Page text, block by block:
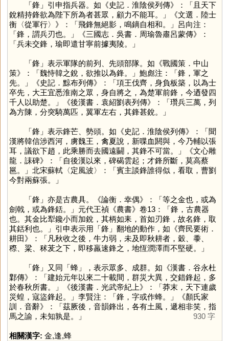
「鋒 」引申指兵器。如《史記．淮陰侯列傳》：「且天下
銳精持鋒欲為陛下所為者甚眾，顧力不能耳。」《文選．陸士
衡〈從軍行〉》：「飛鋒無絕影，鳴鏑自相和。」呂向注：
「鋒，謂兵刃也。」《三國志．吳書．周瑜魯肅呂蒙傳》：
「兵未交鋒，瑜即遣甘寧前據夷陵。」
「鋒 」表示軍隊的前列、先頭部隊。如《戰國策．中山
策》：「魏恃韓之銳，欲推以為鋒。」鮑彪注：「鋒，軍之
先。」《史記．黥布列傳》：「項王伐齊，身負板築，以為士
卒先，大王宜悉淮南之眾，身自將之，為楚軍前鋒，今迺發四
千人以助楚。」《後漢書．袁紹劉表列傳》：「瓚兵三萬，列
為方陳，分突騎萬匹，翼軍左右，其鋒甚銳。」
「鋒 」表示鋒芒、勢頭。如《史記．淮陰侯列傳》：「聞
漢將韓信涉西河，虜魏王，禽夏說，新喋血閼與，今乃輔以張
耳，議欲下趙，此乘勝而去國遠鬭，其鋒不可當。」《文心雕
龍．誄碑》：「自後漢以來，碑碣雲起；才鋒所斷，莫高蔡
邕。」北宋蘇軾〈定風波〉：「賓主談鋒誰得似，看取，曹劉
今對兩蘇張。」
「鋒 」亦是古農具。《論衡．幸偶》：「等之金也，或為
劍戟，或為鋒銛。」元代王禎《農書》卷13：「鋒，古農器
也。其金比犁鑱小而加銳，其柄如耒，首如刃鋒，故名鋒，取
其銛利也。」引申表示用「鋒 」翻地的動作，如《齊民要術．
耕田》：「凡秋收之後，牛力弱，未及即秋耕者，穀、黍、
穄、粱、秫茇之下，即移羸速鋒之，地恆潤澤而不堅硬。」
「鋒 」又同「蜂」，表示眾多、成群。如《漢書．谷永杜
鄴傳》：「建始元年以來二十載間，群災大異，交錯鋒起，多
於春秋所書。」《後漢書．光武帝紀上》：「莽末，天下連歲
災蝗，寇盜鋒起。」李賢注：「鋒，字或作蜂。」《顏氏家
訓．音辭》：「茲厥後，音韻鋒出，各有土風，遞相非笑，指
馬之諭，未知孰是。」
930 字
相關漢字: 金,逢,蜂